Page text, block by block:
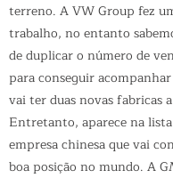
terreno. A VW Group fez
trabalho, no entanto
de duplicar o número de
para conseguir acompanhar
vai ter duas novas fabricas
Entretanto, aparece na
empresa chinesa que vai
boa posição no mundo. A